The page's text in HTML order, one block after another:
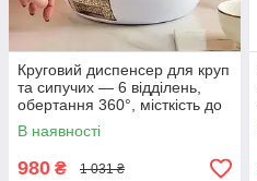
Круговий диспенсер для круп
та сипучих — 6 відділень,
обертання 360°, місткість до
6 кг
В наявності
980 ₴ 1 031 ₴